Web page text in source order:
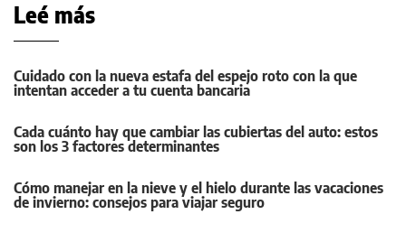
Leé más
Cuidado con la nueva estafa del espejo roto con la que
intentan acceder a tu cuenta bancaria
Cada cuánto hay que cambiar las cubiertas del auto: estos
son los 3 factores determinantes
Cómo manejar en la nieve y el hielo durante las vacaciones
de invierno: consejos para viajar seguro